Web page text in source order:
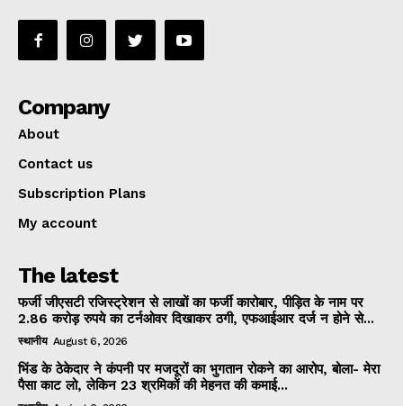
Company
About
Contact us
Subscription Plans
My account
The latest
फर्जी जीएसटी रजिस्ट्रेशन से लाखों का फर्जी कारोबार, पीड़ित के नाम पर
2.86 करोड़ रुपये का टर्नओवर दिखाकर ठगी, एफआईआर दर्ज न होने से...
स्थानीय August 6, 2026
भिंड के ठेकेदार ने कंपनी पर मजदूरों का भुगतान रोकने का आरोप, बोला- मेरा
पैसा काट लो, लेकिन 23 श्रमिकों की मेहनत की कमाई...